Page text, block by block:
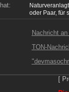
oder Paar, für
Nachricht
TON-
[